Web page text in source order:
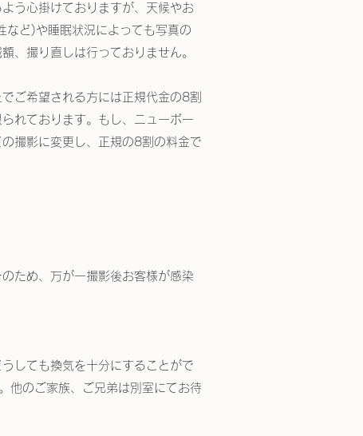
う心掛けておりますが、天候やお
など)や睡眠状況によっても写真の
、撮り直しは行っておりません。
ご希望される方には正規代金の8割
れております。もし、ニューボー
撮影に変更し、正規の8割の料金で
ため、万が一撮影後お客様が感染
しても換気を十分にすることがで
他のご家族、ご兄弟は別室にてお待